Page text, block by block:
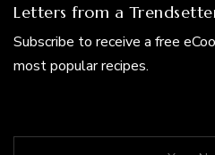
Letters from a
Subscribe to receive a free
most popular recipes.